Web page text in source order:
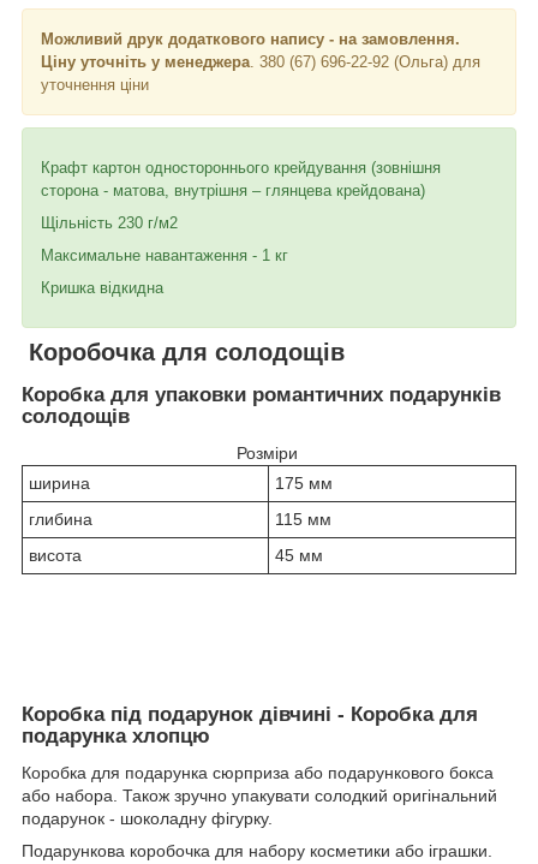
Можливий друк додаткового напису - на замовлення.
Ціну уточніть у менеджера. 380 (67) 696-22-92 (Ольга) для
уточнення ціни
Крафт картон одностороннього крейдування (зовнішня
сторона - матова, внутрішня – глянцева крейдована)
Щільність 230 г/м2
Максимальне навантаження - 1 кг
Кришка відкидна
Коробочка для солодощів
Коробка для упаковки романтичних подарунків
солодощів
Розміри
ширина
175 мм
глибина
115 мм
висота
45 мм
Коробка під подарунок дівчині - Коробка для
подарунка хлопцю
Коробка для подарунка сюрприза або подарункового бокса
або набора. Також зручно упакувати солодкий оригінальний
подарунок - шоколадну фігурку.
Подарункова коробочка для набору косметики або іграшки.